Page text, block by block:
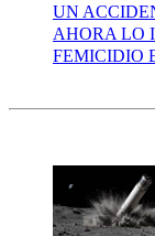
UN
AHORA LO
FEMICIDIO